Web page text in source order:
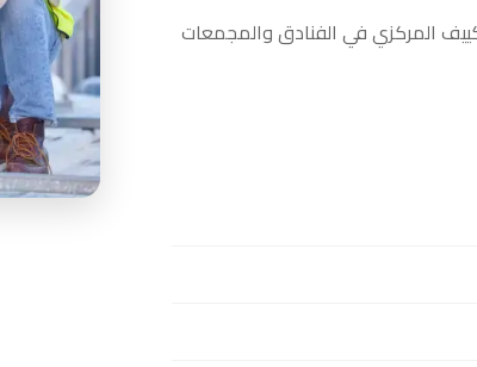
المركزي في الفنادق والمجمعات